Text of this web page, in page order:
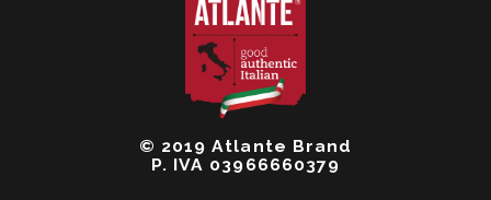
© 2019 Atlante Brand
P. IVA 03966660379